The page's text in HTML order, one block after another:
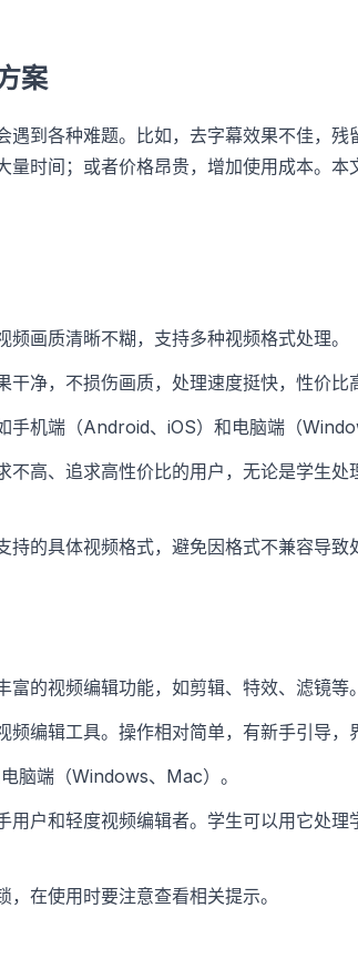
案
到各种难题。比如，去字幕效果不佳，残
时间；或者价格昂贵，增加使用成本。
画质清晰不糊，支持多种视频格式处理。
净，不损伤画质，处理速度挺快，性价比
手机端（Android、iOS）和电脑端（
不高、追求高性价比的用户，无论是学生
持的具体视频格式，避免因格式不兼容导致
的视频编辑功能，如剪辑、特效、滤镜等。
编辑工具。操作相对简单，有新手引导，
脑端（Windows、Mac）。
用户和轻度视频编辑者。学生可以用它处
在使用时要注意查看相关提示。